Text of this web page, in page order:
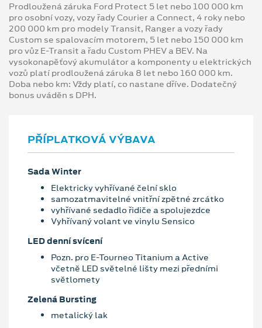
Prodloužená záruka Ford Protect 5 let nebo 100 000 km
pro osobní vozy, vozy řady Courier a Connect, 4 roky nebo
200 000 km pro modely Transit, Ranger a vozy řady
Custom se spalovacím motorem, 5 let nebo 150 000 km
pro vůz E-Transit a řadu Custom PHEV a BEV. Na
vysokonapěťový akumulátor a komponenty u elektrických
vozů platí prodloužená záruka 8 let nebo 160 000 km.
Doba nebo km: Vždy platí, co nastane dříve. Dodatečný
bonus uváděn s DPH.
PŘÍPLATKOVÁ VÝBAVA
Sada Winter
Elektricky vyhřívané čelní sklo
samozatmavitelné vnitřní zpětné zrcátko
vyhřívané sedadlo řidiče a spolujezdce
Vyhřívaný volant ve vinylu Sensico
LED denní svícení
Pozn. pro E-Tourneo Titanium a Active
včetně LED světelné lišty mezi předními
světlomety
Zelená Bursting
metalický lak